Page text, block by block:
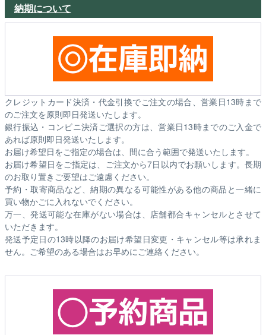
納期について
クレジットカード決済・代金引換でご注文の場合、営業日13時まで
のご注文を原則即日発送いたします。
銀行振込・コンビニ決済ご選択の方は、営業日13時までのご入金で
あれば原則即日発送いたします。
お届け希望日をご指定の場合は、間に合う範囲で発送いたします。
お届け希望日をご指定は、ご注文から7日以内でお願いします。長期
のお取り置きご要望はご遠慮ください。
予約・取寄商品など、納期の異なる可能性がある他の商品と一緒に
買い物かごに入れないでください。
万一、発送可能な在庫がない場合は、店舗都合キャンセルとさせて
いただきます。
発送予定日の13時以降のお届け希望日変更・キャンセル等は承れま
せん。ご希望のある場合はお早めにご連絡ください。